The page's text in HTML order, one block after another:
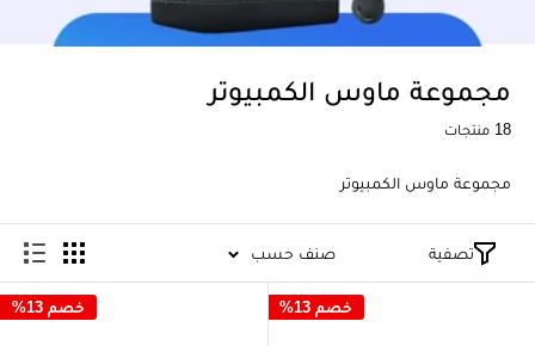
مجموعة ماوس الكمبيوتر
18 منتجات
مجموعة ماوس الكمبيوتر
تصفية صنف حسب
خصم 13% خصم 13%